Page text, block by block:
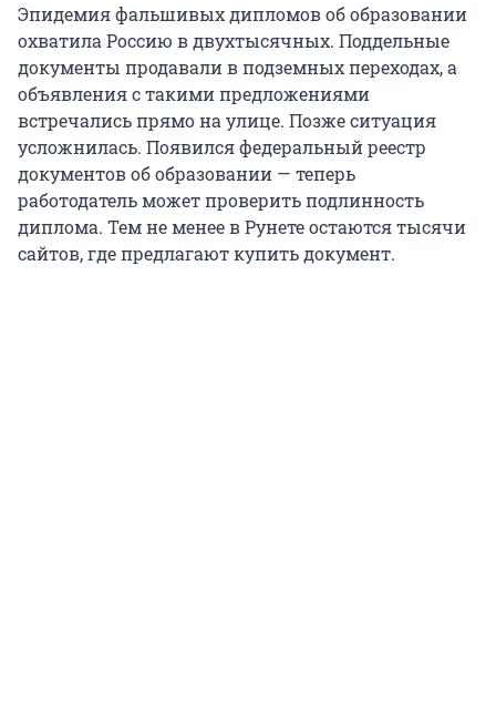
Эпидемия фальшивых дипломов об образовании
охватила Россию в двухтысячных. Поддельные
документы продавали в подземных переходах, а
объявления с такими предложениями
встречались прямо на улице. Позже ситуация
усложнилась. Появился федеральный реестр
документов об образовании — теперь
работодатель может проверить подлинность
диплома. Тем не менее в Рунете остаются тысячи
сайтов, где предлагают купить документ.